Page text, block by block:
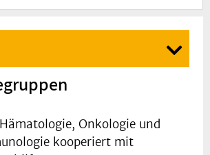
Onkologie und
kooperiert mit